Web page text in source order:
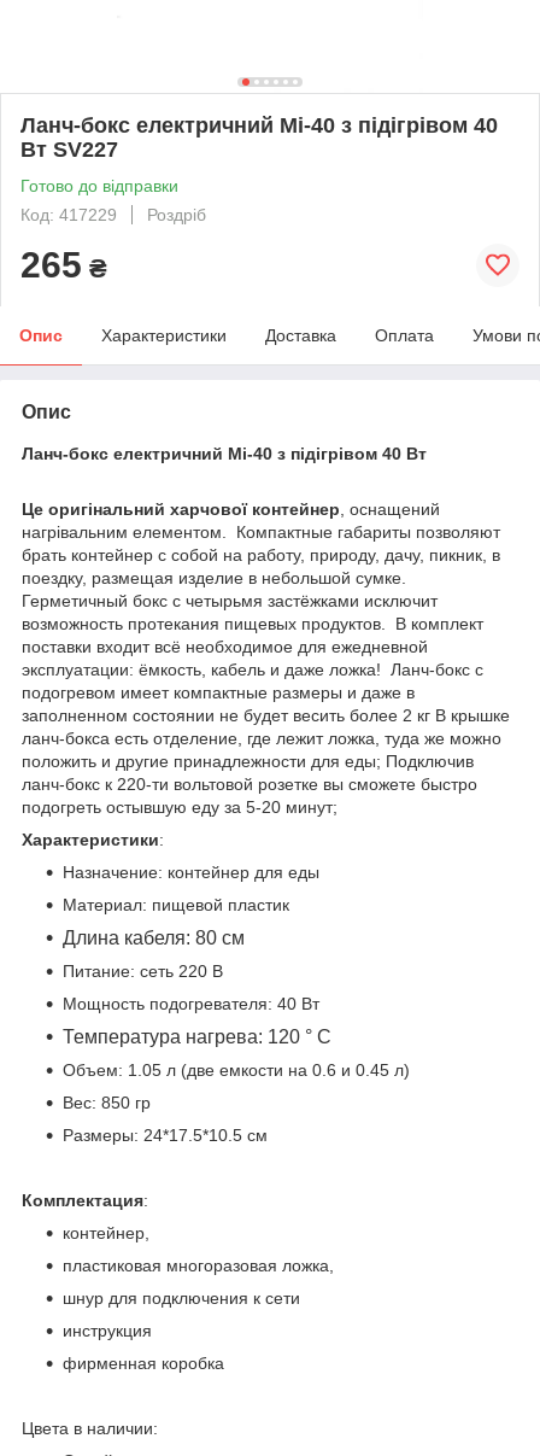
Ланч-бокс електричний Mi-40 з підігрівом 40
Вт SV227
Готово до відправки
Код: 417229
Роздріб
265 ₴
Опис Характеристики Доставка Оплата Умови
Опис
Ланч-бокс електричний Mi-40 з підігрівом 40 Вт
Це оригінальний харчової контейнер , оснащений
нагрівальним елементом. Компактные габариты позволяют
брать контейнер с собой на работу, природу, дачу, пикник, в
поездку, размещая изделие в небольшой сумке.
Герметичный бокс с четырьмя застёжками исключит
возможность протекания пищевых продуктов. В комплект
поставки входит всё необходимое для ежедневной
эксплуатации: ёмкость, кабель и даже ложка! Ланч-бокс с
подогревом имеет компактные размеры и даже в
заполненном состоянии не будет весить более 2 кг В крышке
ланч-бокса есть отделение, где лежит ложка, туда же можно
положить и другие принадлежности для еды; Подключив
ланч-бокс к 220-ти вольтовой розетке вы сможете быстро
подогреть остывшую еду за 5-20 минут;
Характеристики:
Назначение: контейнер для еды
Материал: пищевой пластик
Длина кабеля: 80 см
Питание: сеть 220 В
Мощность подогревателя: 40 Вт
Температура нагрева: 120 ° C
Объем: 1.05 л (две емкости на 0.6 и 0.45 л)
Вес: 850 гр
Размеры: 24*17.5*10.5 см
Комплектация:
контейнер,
пластиковая многоразовая ложка,
шнур для подключения к сети
инструкция
фирменная коробка
Цвета в наличии: